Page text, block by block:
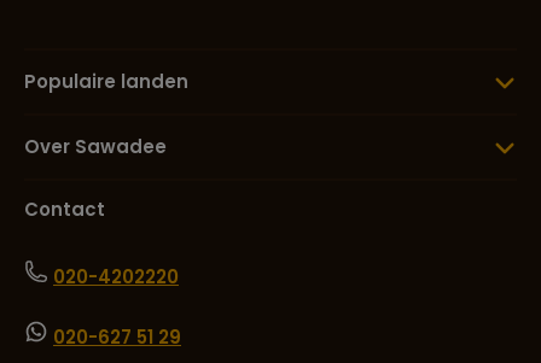
Populaire landen
Over Sawadee
Contact
020-4202220
020-627 51 29